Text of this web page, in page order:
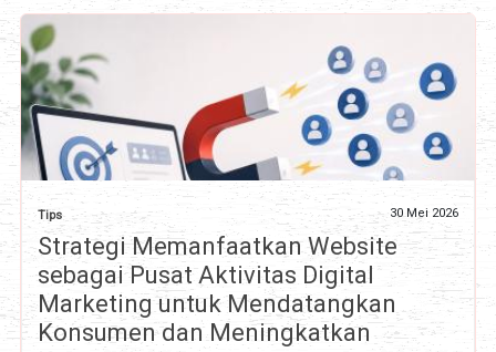
Tips 30 Mei 2026
Strategi Memanfaatkan Website
sebagai Pusat Aktivitas Digital
Marketing untuk Mendatangkan
Konsumen dan Meningkatkan